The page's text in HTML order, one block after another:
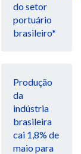
do setor
portuário
brasileiro*
Produção
da
indústria
brasileira
cai 1,8% de
maio para